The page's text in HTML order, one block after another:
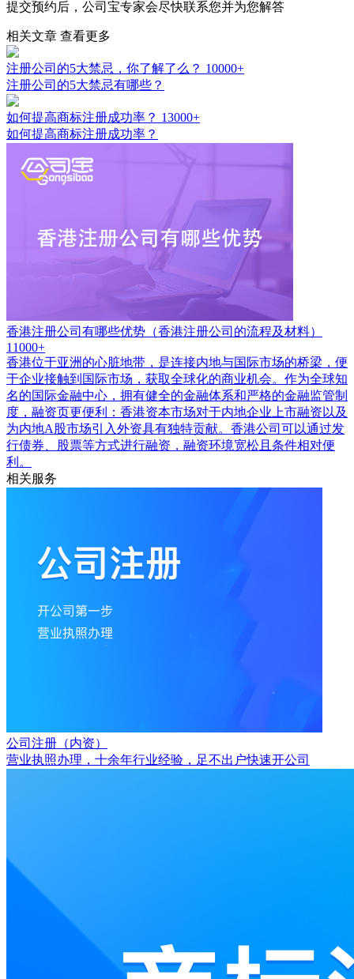
提交预约后，公司宝专家会尽快联系您并为您解答
相关文章 查看更多
注册公司的5大禁忌，你了解了么？ 10000+
注册公司的5大禁忌有哪些？
如何提高商标注册成功率？ 13000+
如何提高商标注册成功率？
香港注册公司有哪些优势（香港注册公司的流程及材料）
11000+
香港位于亚洲的心脏地带，是连接内地与国际市场的桥梁，便
于企业接触到国际市场，获取全球化的商业机会。作为全球知
名的国际金融中心，拥有健全的金融体系和严格的金融监管制
度，融资页更便利：香港资本市场对于内地企业上市融资以及
为内地A股市场引入外资具有独特贡献。香港公司可以通过发
行债券、股票等方式进行融资，融资环境宽松且条件相对便
利。
相关服务
公司注册（内资）
营业执照办理，十余年行业经验，足不出户快速开公司